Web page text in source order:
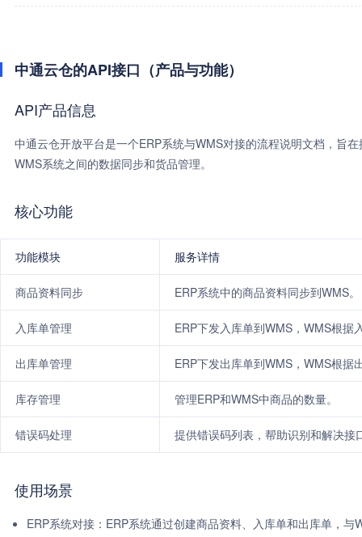
中通云仓的API接口（产品与功能）
API产品信息
中通云仓开放平台是一个ERP系统与WMS对接的流程说明文档，旨
WMS系统之间的数据同步和货品管理。
核心功能
功能模块 服务详情
商品资料同步 ERP系统中的商品资料同步到WMS。
入库单管理 ERP下发入库单到WMS，WMS根据
出库单管理 ERP下发出库单到WMS，WMS根据
库存管理 管理ERP和WMS中商品的数量。
错误码处理 提供错误码列表，帮助识别和解决接
使用场景
ERP系统对接：ERP系统通过创建商品资料、入库单和出库单，